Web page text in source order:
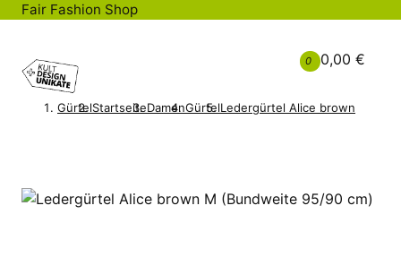
Fair Fashion Shop
0 0,00 €
GürtelStartseiteDamenGürtelLedergürtel Alice brown